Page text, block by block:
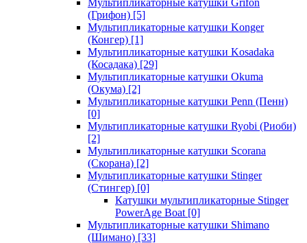
Мультипликаторные катушки Grifon
(Грифон) [5]
Мультипликаторные катушки Konger
(Конгер) [1]
Мультипликаторные катушки Kosadaka
(Косадака) [29]
Мультипликаторные катушки Okuma
(Окума) [2]
Мультипликаторные катушки Penn (Пенн)
[0]
Мультипликаторные катушки Ryobi (Риоби)
[2]
Мультипликаторные катушки Scorana
(Скорана) [2]
Мультипликаторные катушки Stinger
(Стингер) [0]
Катушки мультипликаторные Stinger
PowerAge Boat [0]
Мультипликаторные катушки Shimano
(Шимано) [33]